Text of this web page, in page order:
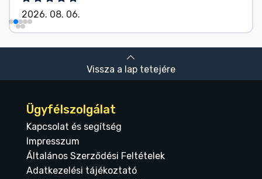
2026. 08. 06.
Vissza a lap tetejére
Ügyfélszolgálat
Kapcsolat és segítség
Impresszum
Általános Szerződési Feltételek
Adatkezelési tájékoztató